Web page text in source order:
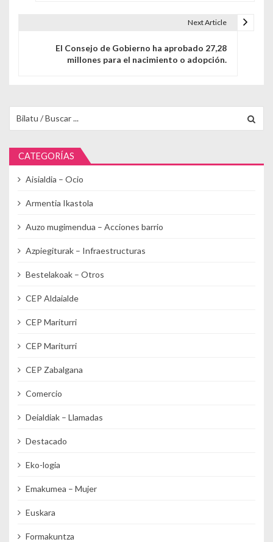
Next Article
El Consejo de Gobierno ha aprobado 27,28
millones para el nacimiento o adopción.
CATEGORÍAS
Aisialdia – Ocio
Armentia Ikastola
Auzo mugimendua – Acciones barrio
Azpiegiturak – Infraestructuras
Bestelakoak – Otros
CEP Aldaialde
CEP Mariturri
CEP Mariturri
CEP Zabalgana
Comercio
Deialdiak – Llamadas
Destacado
Eko-logia
Emakumea – Mujer
Euskara
Formakuntza